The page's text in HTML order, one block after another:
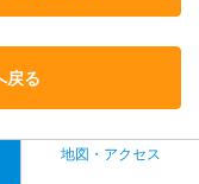
戻る
地図・アクセス